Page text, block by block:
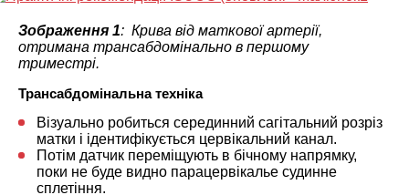
Зображення 1: Крива від маткової артерії,
отримана трансабдомінально в першому
триместрі.
Трансабдомінальна техніка
Візуально робиться серединний сагітальний розріз
матки і ідентифікується цервікальний канал.
Потім датчик переміщують в бічному напрямку,
поки не буде видно парацервікалье судинне
сплетіння.